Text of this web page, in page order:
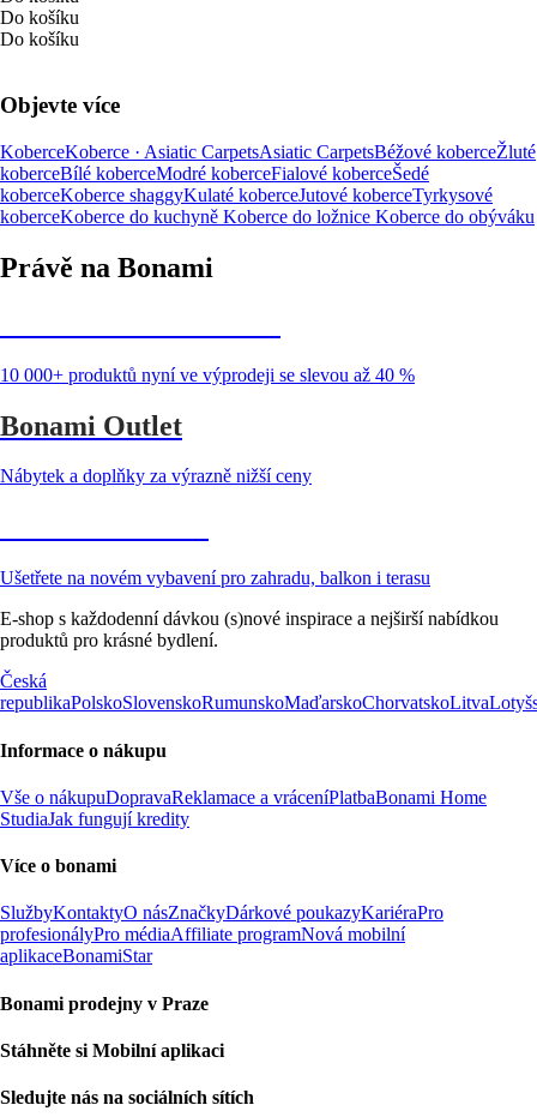
Do košíku
Do košíku
Objevte více
KoberceKoberce · Asiatic CarpetsAsiatic CarpetsBéžové koberceŽluté
koberceBílé koberceModré koberceFialové koberceŠedé
koberceKoberce shaggyKulaté koberceJutové koberceTyrkysové
koberceKoberce do kuchyně Koberce do ložnice Koberce do obýváku
Právě na Bonami
10 000+ produktů nyní ve výprodeji se slevou až 40 %
Bonami Outlet
Nábytek a doplňky za výrazně nižší ceny
Ušetřete na novém vybavení pro zahradu, balkon i terasu
E-shop s každodenní dávkou (s)nové inspirace a nejširší nabídkou
produktů pro krásné bydlení.
Česká
republikaPolskoSlovenskoRumunskoMaďarskoChorvatskoLitva
Informace o nákupu
Vše o nákupuDopravaReklamace a vráceníPlatbaBonami Home
StudiaJak fungují kredity
Více o bonami
SlužbyKontaktyO násZnačkyDárkové poukazyKariéraPro
profesionályPro médiaAffiliate programNová mobilní
aplikaceBonamiStar
Bonami prodejny v Praze
Stáhněte si Mobilní aplikaci
Sledujte nás na sociálních sítích